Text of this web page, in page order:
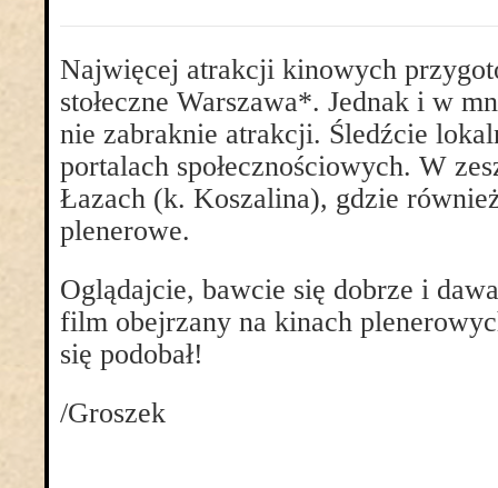
Najwięcej atrakcji kinowych
stołeczne Warszawa*. Jednak i w
nie zabraknie atrakcji. Śledźcie
portalach społecznościowych. W
Łazach (k. Koszalina), gdzie
plenerowe.
Oglądajcie, bawcie się dobrze i
film obejrzany na kinach
się podobał!
/Groszek